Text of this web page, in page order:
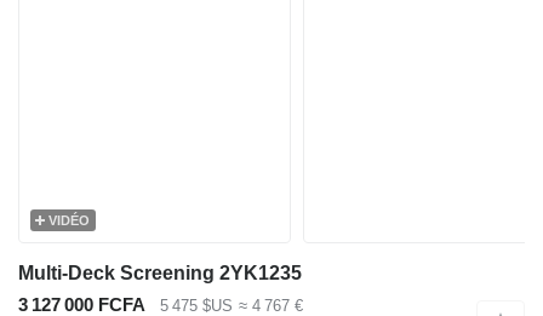
VIDÉO
Multi-Deck Screening 2YK1235
3 127 000 FCFA
5 475 $US ≈ 4 767 €